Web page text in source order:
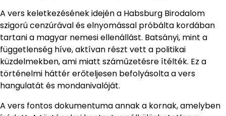
A vers keletkezésének idején a Habsburg Birodalom
szigorú cenzúrával és elnyomással próbálta kordában
tartani a magyar nemesi ellenállást. Batsányi, mint a
függetlenség híve, aktívan részt vett a politikai
küzdelmekben, ami miatt száműzetésre ítélték. Ez a
történelmi háttér erőteljesen befolyásolta a vers
hangulatát és mondanivalóját.
A vers fontos dokumentuma annak a kornak, amelyben